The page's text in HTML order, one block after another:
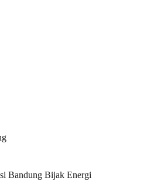
Bandung Bijak Energi